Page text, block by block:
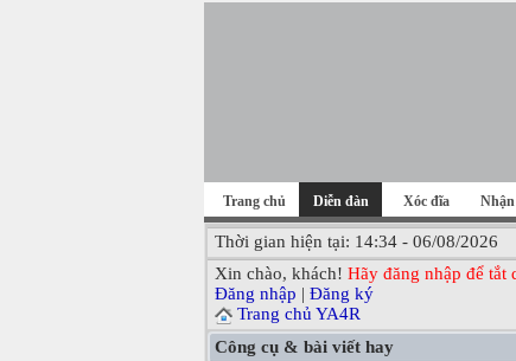
Trang chủ Diễn đàn Xóc đĩa
Thời gian hiện tại: 14:34 - 06/08/2026
Xin chào, khách! Hãy đăng nhập để tắt
Đăng nhập | Đăng ký
Trang chủ YA4R
Công cụ & bài viết hay